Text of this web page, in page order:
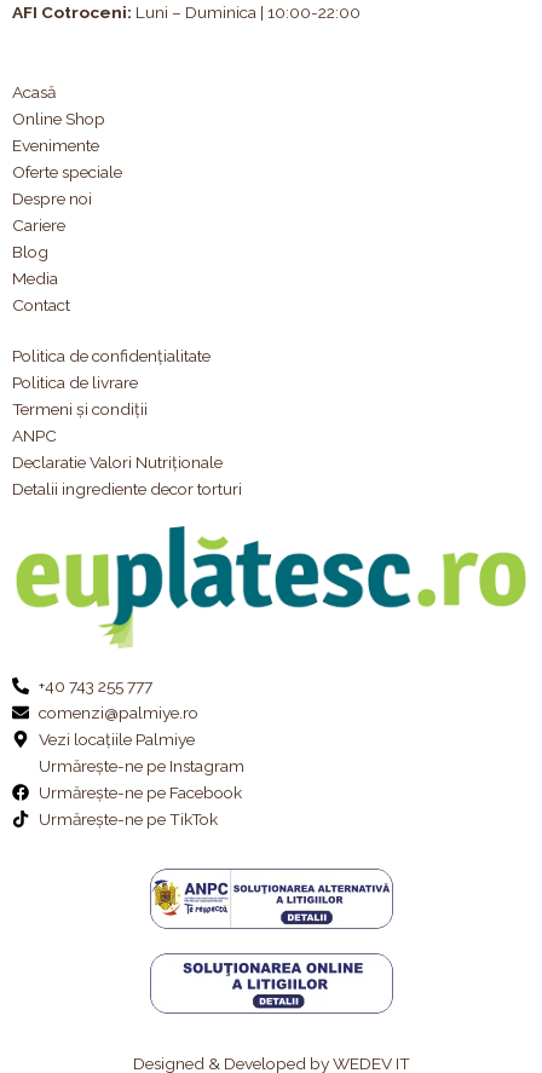
AFI Cotroceni: Luni – Duminica | 10:00-22:00
Acasă
Online Shop
Evenimente
Oferte speciale
Despre noi
Cariere
Blog
Media
Contact
Politica de confidențialitate
Politica de livrare
Termeni și condiții
ANPC
Declaratie Valori Nutriționale
Detalii ingrediente decor torturi
+40 743 255 777
comenzi@palmiye.ro
Vezi locațiile Palmiye
Urmărește-ne pe Instagram
Urmărește-ne pe Facebook
Urmărește-ne pe TikTok
Designed & Developed by WEDEV IT